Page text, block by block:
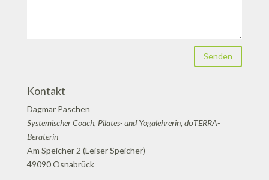
Senden
Kontakt
Dagmar Paschen
Systemischer Coach, Pilates- und Yogalehrerin, dōTERRA-
Beraterin
Am Speicher 2 (Leiser Speicher)
49090 Osnabrück